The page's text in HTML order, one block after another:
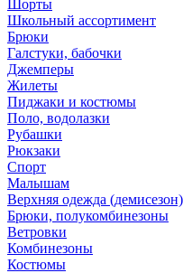
Шорты
Школьный ассортимент
Брюки
Галстуки, бабочки
Джемперы
Жилеты
Пиджаки и костюмы
Поло, водолазки
Рубашки
Рюкзаки
Спорт
Малышам
Верхняя одежда (демисезон)
Брюки, полукомбинезоны
Ветровки
Комбинезоны
Костюмы